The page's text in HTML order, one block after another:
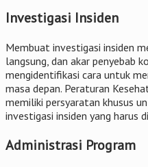
Investigasi Insiden
Membuat investigasi insiden
langsung, dan akar penyebab
mengidentifikasi cara untuk
masa depan. Peraturan
memiliki persyaratan khusus
investigasi insiden yang harus
Administrasi Program